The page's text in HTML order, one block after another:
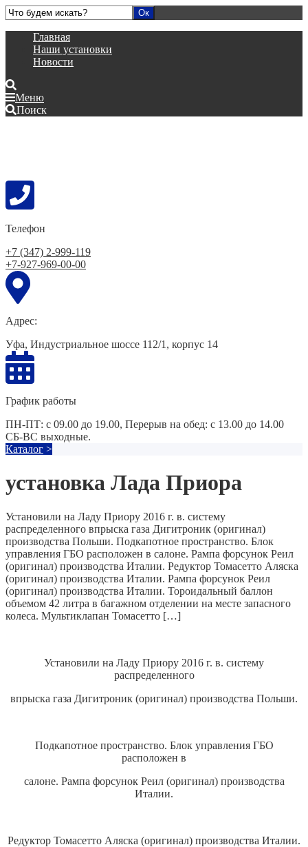
Главная
Наши установки
Новости
Меню
Поиск
Телефон
+7 (347) 2-999-119
+7-927-969-00-00
Адрес:
Уфа, Индустриальное шоссе 112/1, корпус 14
График работы
ПН-ПТ: с 09.00 до 19.00, Перерыв на обед: с 13.00 до 14.00
СБ-ВС выходные.
Каталог >
установка Лада Приора
Установили на Ладу Приору 2016 г. в. систему
распределенного впрыска газа Дигитроник (оригинал)
производства Польши. Подкапотное пространство. Блок
управления ГБО расположен в салоне. Рампа форсунок Реил
(оригинал) производства Италии. Редуктор Томасетто Аляска
(оригинал) производства Италии. Рампа форсунок Реил
(оригинал) производства Италии. Тороидальный баллон
объемом 42 литра в багажном отделении на месте запасного
колеса. Мультиклапан Томасетто […]
Установили на Ладу Приору 2016 г. в. систему
распределенного
впрыска газа Дигитроник (оригинал) производства Польши.
Подкапотное пространство. Блок управления ГБО
расположен в
салоне. Рампа форсунок Реил (оригинал) производства
Италии.
Редуктор Томасетто Аляска (оригинал) производства Италии.